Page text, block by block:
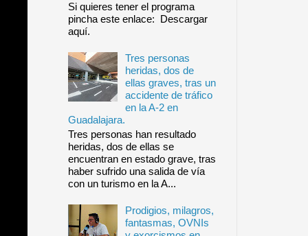
Si quieres tener el programa
pincha este enlace: Descargar
aquí.
Tres personas
heridas, dos de
ellas graves, tras un
accidente de tráfico
en la A-2 en
Guadalajara.
Tres personas han resultado
heridas, dos de ellas se
encuentran en estado grave, tras
haber sufrido una salida de vía
con un turismo en la A...
Prodigios, milagros,
fantasmas, OVNIs